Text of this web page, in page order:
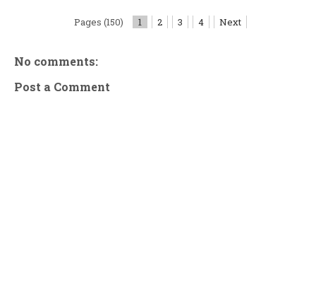
Pages (150) 1 2 3 4 Next
No comments:
Post a Comment